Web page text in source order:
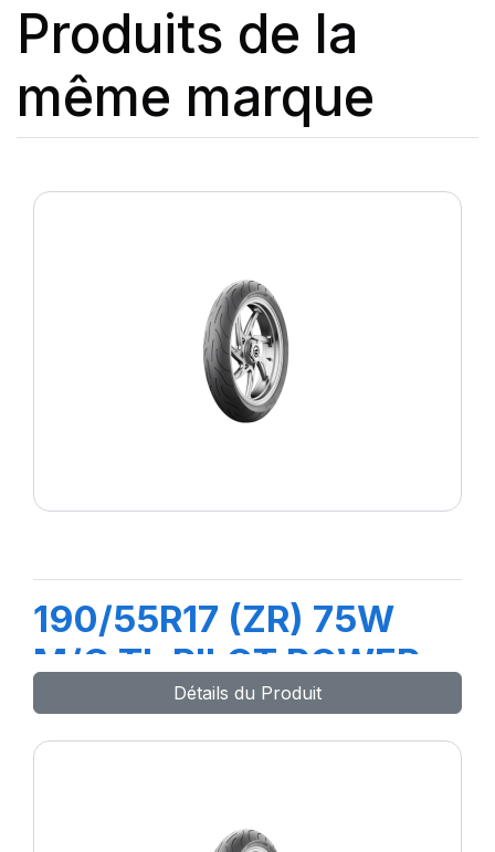
Produits de la
même marque
190/55R17 (ZR) 75W
M/C TL PILOT POWER
2CT RearDétails du Produit